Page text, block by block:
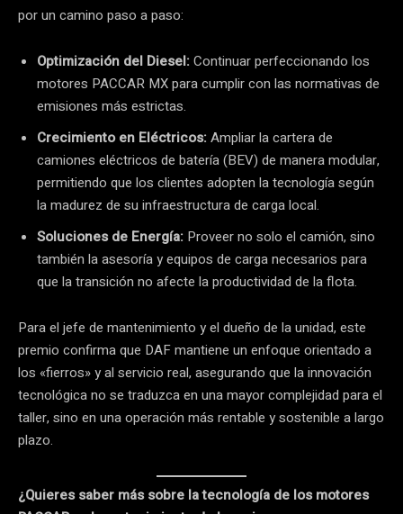
por un camino paso a paso:
Optimización del Diesel:Continuar perfeccionando los
motores PACCAR MX para cumplir con las normativas de
emisiones más estrictas.
Crecimiento en Eléctricos:Ampliar la cartera de
camiones eléctricos de batería (BEV) de manera modular,
permitiendo que los clientes adopten la tecnología según
la madurez de su infraestructura de carga local.
Soluciones de Energía: Proveer no solo el camión, sino
también la asesoría y equipos de carga necesarios para
que la transición no afecte la productividad de la flota.
Para el jefe de mantenimiento y el dueño de la unidad, este
premio confirma que DAF mantiene un enfoque orientado a
los «fierros» y al servicio real, asegurando que la innovación
tecnológica no se traduzca en una mayor complejidad para el
taller, sino en una operación más rentable y sostenible a largo
plazo.
¿Quieres saber más sobre la tecnología de los motores